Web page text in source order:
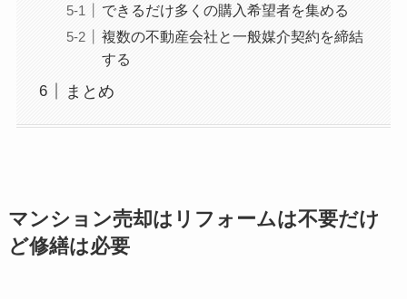
できるだけ多くの購入希望者を集める
複数の不動産会社と一般媒介契約を締結
する
まとめ
マンション売却はリフォームは不要だけ
ど修繕は必要